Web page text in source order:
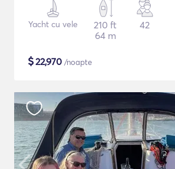
Yacht cu vele
210 ft
64 m
42
$22,970 /noapte